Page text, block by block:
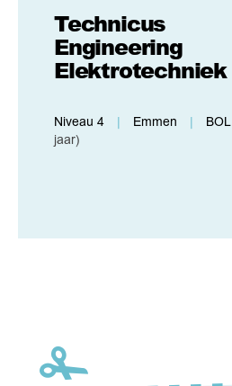
Technicus
Engineering
Elektrotechniek
Niveau 4 Emmen BOL
jaar)